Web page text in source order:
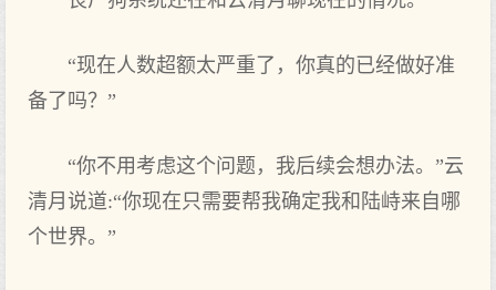
“现在人数超额太严重了，你真的已经做好准
备了吗？”
“你不用考虑这个问题，我后续会想办法。”云
清月说道:“你现在只需要帮我确定我和陆峙来自哪
个世界。”